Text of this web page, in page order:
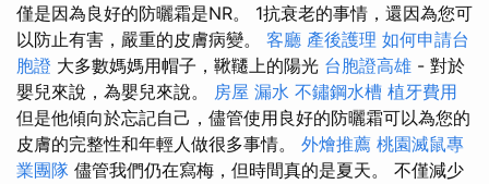
僅是因為良好的防曬霜是NR。 1抗衰老的事情，還因為您可
以防止有害，嚴重的皮膚病變。 客廳 產後護理 如何申請台
胞證 大多數媽媽用帽子，鞦韆上的陽光 台胞證高雄 - 對於
嬰兒來說，為嬰兒來說。 房屋 漏水 不鏽鋼水槽 植牙費用
但是他傾向於忘記自己，儘管使用良好的防曬霜可以為您的
皮膚的完整性和年輕人做很多事情。 外燴推薦 桃園滅鼠專
業團隊 儘管我們仍在寫梅，但時間真的是夏天。 不僅減少